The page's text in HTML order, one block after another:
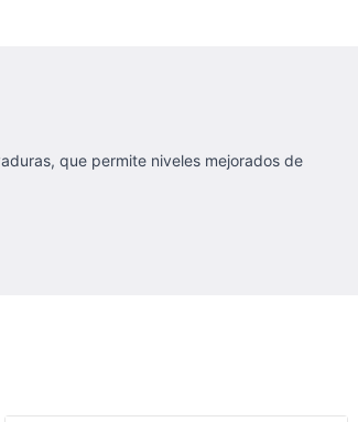
que permite niveles mejorados de